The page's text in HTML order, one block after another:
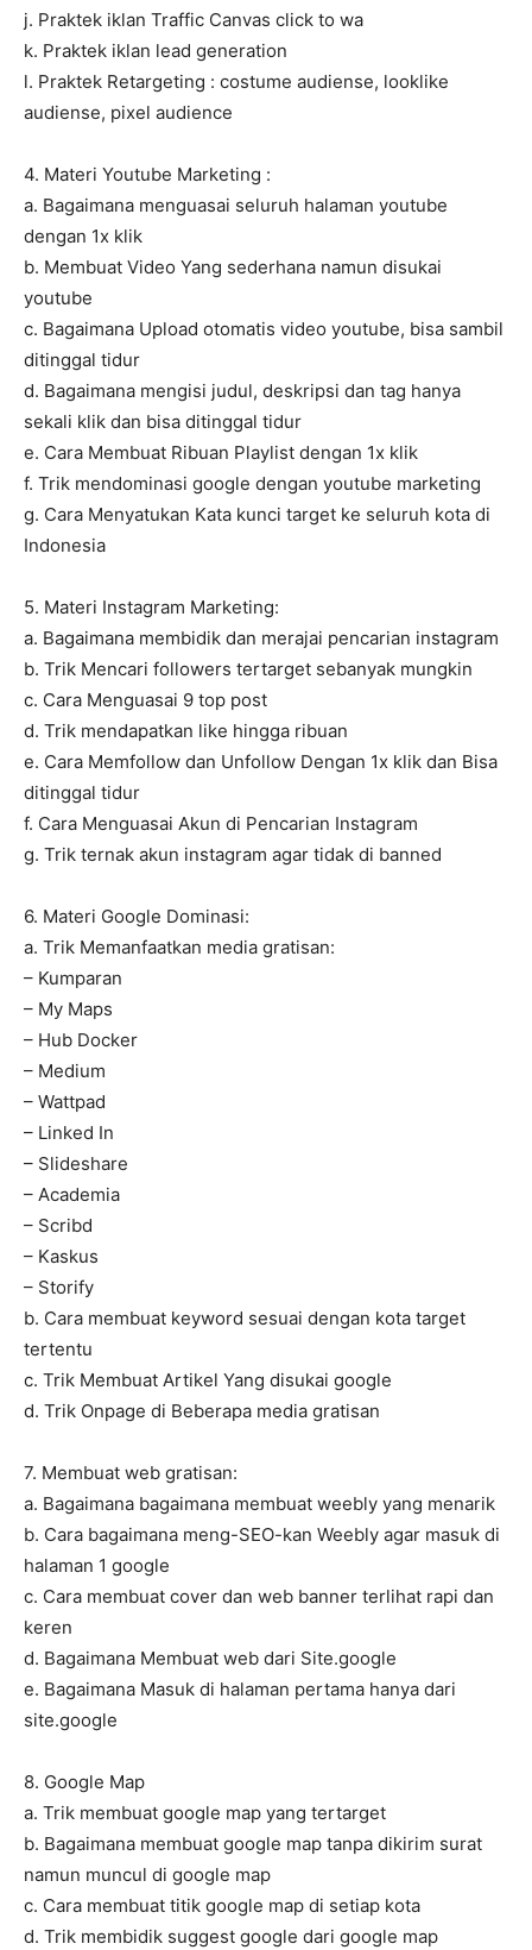
j. Praktek iklan Traffic Canvas click to wa
k. Praktek iklan lead generation
l. Praktek Retargeting : costume audiense, looklike
audiense, pixel audience
4. Materi Youtube Marketing :
a. Bagaimana menguasai seluruh halaman youtube
dengan 1x klik
b. Membuat Video Yang sederhana namun disukai
youtube
c. Bagaimana Upload otomatis video youtube, bisa sambil
ditinggal tidur
d. Bagaimana mengisi judul, deskripsi dan tag hanya
sekali klik dan bisa ditinggal tidur
e. Cara Membuat Ribuan Playlist dengan 1x klik
f. Trik mendominasi google dengan youtube marketing
g. Cara Menyatukan Kata kunci target ke seluruh kota di
Indonesia
5. Materi Instagram Marketing:
a. Bagaimana membidik dan merajai pencarian instagram
b. Trik Mencari followers tertarget sebanyak mungkin
c. Cara Menguasai 9 top post
d. Trik mendapatkan like hingga ribuan
e. Cara Memfollow dan Unfollow Dengan 1x klik dan Bisa
ditinggal tidur
f. Cara Menguasai Akun di Pencarian Instagram
g. Trik ternak akun instagram agar tidak di banned
6. Materi Google Dominasi:
a. Trik Memanfaatkan media gratisan:
– Kumparan
– My Maps
– Hub Docker
– Medium
– Wattpad
– Linked In
– Slideshare
– Academia
– Scribd
– Kaskus
– Storify
b. Cara membuat keyword sesuai dengan kota target
tertentu
c. Trik Membuat Artikel Yang disukai google
d. Trik Onpage di Beberapa media gratisan
7. Membuat web gratisan:
a. Bagaimana bagaimana membuat weebly yang menarik
b. Cara bagaimana meng-SEO-kan Weebly agar masuk di
halaman 1 google
c. Cara membuat cover dan web banner terlihat rapi dan
keren
d. Bagaimana Membuat web dari Site.google
e. Bagaimana Masuk di halaman pertama hanya dari
site.google
8. Google Map
a. Trik membuat google map yang tertarget
b. Bagaimana membuat google map tanpa dikirim surat
namun muncul di google map
c. Cara membuat titik google map di setiap kota
d. Trik membidik suggest google dari google map